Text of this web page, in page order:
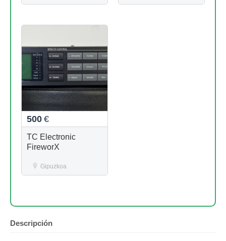
500 €
TC Electronic
FireworX
Gipuzkoa
Descripción